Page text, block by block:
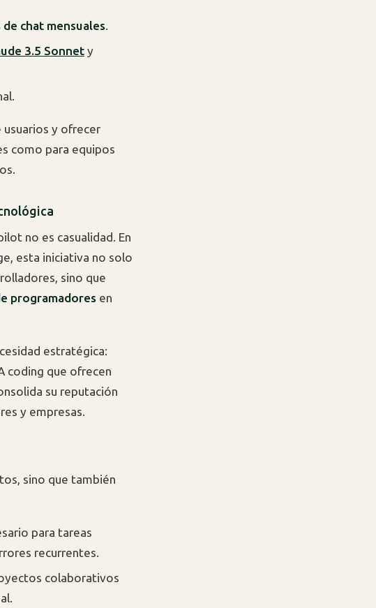
de chat mensuales.
3.5 Sonnety
usuarios y ofrecer
como para equipos
no es casualidad. En
esta iniciativa no solo
sino que
programadores en
estratégica:
coding que ofrecen
su reputación
y empresas.
sino que también
para tareas
recurrentes.
colaborativos